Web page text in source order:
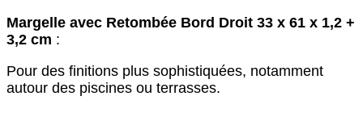
Margelle avec Retombée Bord Droit 33 x 61 x 1,2 +
3,2 cm :
Pour des finitions plus sophistiquées, notamment
autour des piscines ou terrasses.